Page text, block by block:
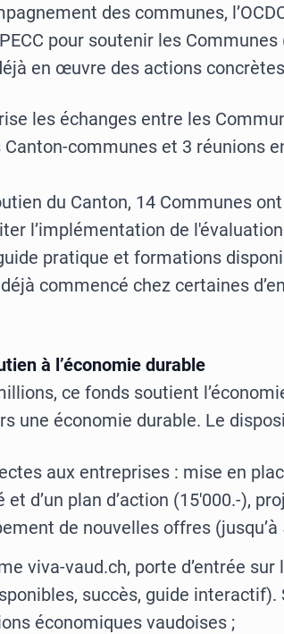
des communes,
pour soutenir les Communes
en œuvre des actions
les échanges entre les
communes et 3 réunions
du Canton, 14 Communes
l’implémentation de
pratique et formations
commencé chez certaines
à l’économie durable
ce fonds soutient
une économie durable. Le
aux entreprises : mise en
et d’un plan d’action (15'000.-),
de nouvelles offres (jusqu’à
viva-vaud.ch, porte d’entrée
succès, guide
économiques vaudoises ;